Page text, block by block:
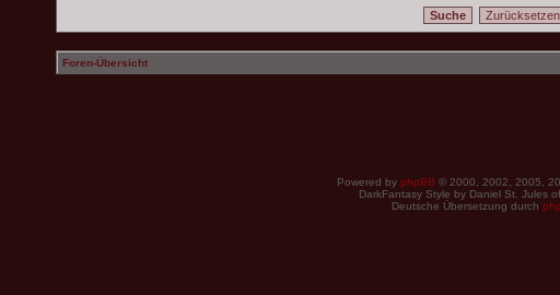
Foren-Übersicht
Powered by phpBB © 2000, 2002, 2005,
DarkFantasy Style by Daniel St. Jules of
Deutsche Übersetzung durch